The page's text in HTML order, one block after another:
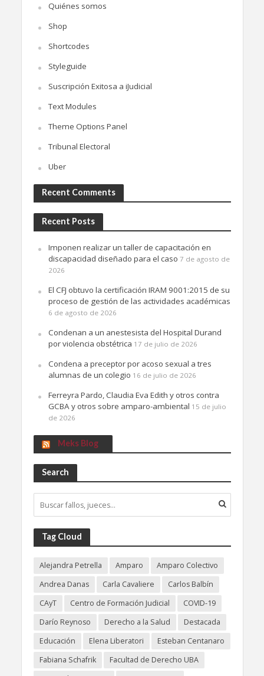
Quiénes somos
Shop
Shortcodes
Styleguide
Suscripción Exitosa a iJudicial
Text Modules
Theme Options Panel
Tribunal Electoral
Uber
Recent Comments
Recent Posts
Imponen realizar un taller de capacitación en
discapacidad diseñado para el caso 7 de agosto de
2026
El CFJ obtuvo la certificación IRAM 9001:2015 de su
proceso de gestión de las actividades académicas
6 de agosto de 2026
Condenan a un anestesista del Hospital Durand
por violencia obstétrica 17 de julio de 2026
Condena a preceptor por acoso sexual a tres
alumnas de un colegio 16 de julio de 2026
Ferreyra Pardo, Claudia Eva Edith y otros contra
GCBA y otros sobre amparo-ambiental 15 de julio
de 2026
Meks Blog
Search
Tag Cloud
Alejandra Petrella Amparo
Amparo Colectivo
Andrea Danas
Carla Cavaliere
Carlos Balbín
CAyT
Centro de Formación Judicial
COVID-19
Darío Reynoso
Derecho a la Salud
Destacada
Educación
Elena Liberatori
Esteban Centanaro
Fabiana Schafrik
Facultad de Derecho UBA